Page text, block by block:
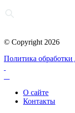
© Copyright 2026
Политика
О сайте
Контакты